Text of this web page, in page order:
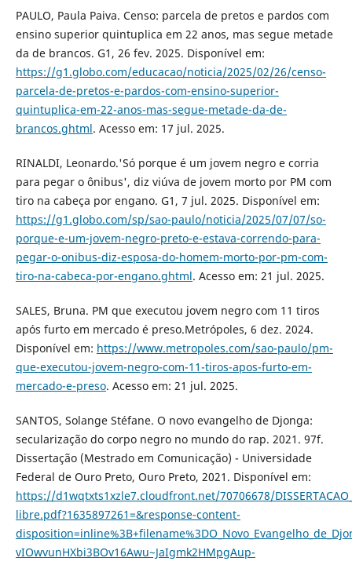
PAULO, Paula Paiva. Censo: parcela de pretos e pardos com
ensino superior quintuplica em 22 anos, mas segue metade
da de brancos. G1, 26 fev. 2025. Disponível em:
https://g1.globo.com/educacao/noticia/2025/02/26/censo-
parcela-de-pretos-e-pardos-com-ensino-superior-
quintuplica-em-22-anos-mas-segue-metade-da-de-
brancos.ghtml. Acesso em: 17 jul. 2025.
RINALDI, Leonardo.'Só porque é um jovem negro e corria
para pegar o ônibus', diz viúva de jovem morto por PM com
tiro na cabeça por engano. G1, 7 jul. 2025. Disponível em:
https://g1.globo.com/sp/sao-paulo/noticia/2025/07/07/so-
porque-e-um-jovem-negro-preto-e-estava-correndo-para-
pegar-o-onibus-diz-esposa-do-homem-morto-por-pm-com-
tiro-na-cabeca-por-engano.ghtml. Acesso em: 21 jul. 2025.
SALES, Bruna. PM que executou jovem negro com 11 tiros
após furto em mercado é preso.Metrópoles, 6 dez. 2024.
Disponível em: https://www.metropoles.com/sao-paulo/pm-
que-executou-jovem-negro-com-11-tiros-apos-furto-em-
mercado-e-preso. Acesso em: 21 jul. 2025.
SANTOS, Solange Stéfane. O novo evangelho de Djonga:
secularização do corpo negro no mundo do rap. 2021. 97f.
Dissertação (Mestrado em Comunicação) - Universidade
Federal de Ouro Preto, Ouro Preto, 2021. Disponível em:
https://d1wqtxts1xzle7.cloudfront.net/70706678/
libre.pdf?1635897261=&response-content-
vIOwvunHXbi3BOv16Awu~JaIgmk2HMpgAup-